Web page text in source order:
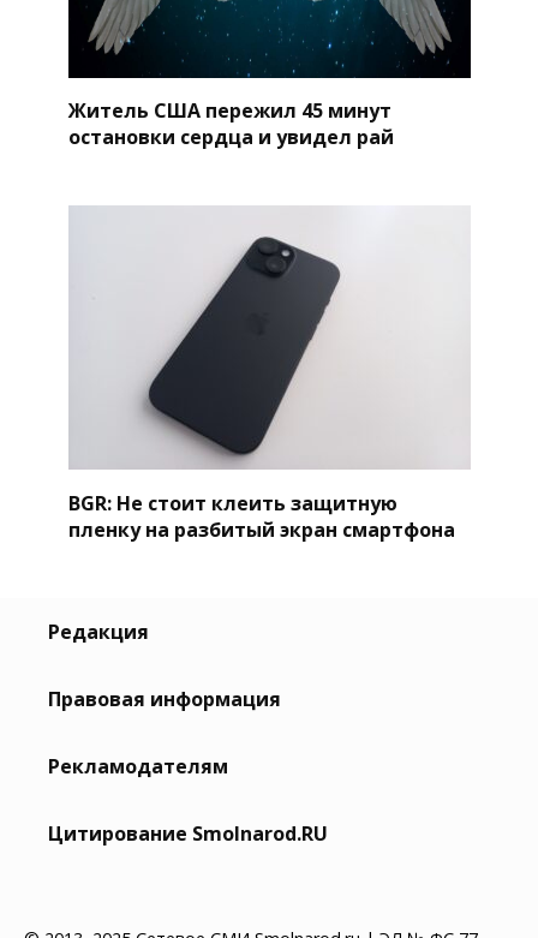
Житель США пережил 45 минут
остановки сердца и увидел рай
BGR: Не стоит клеить защитную
пленку на разбитый экран смартфона
Редакция
Правовая информация
Рекламодателям
Цитирование Smolnarod.RU